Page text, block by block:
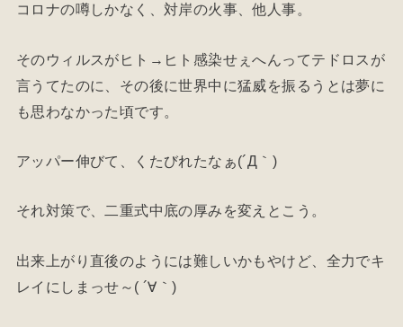
コロナの噂しかなく、対岸の火事、他人事。
そのウィルスがヒト→ヒト感染せぇへんってテドロスが
言うてたのに、その後に世界中に猛威を振るうとは夢に
も思わなかった頃です。
アッパー伸びて、くたびれたなぁ(´Д｀)
それ対策で、二重式中底の厚みを変えとこう。
出来上がり直後のようには難しいかもやけど、全力でキ
レイにしまっせ～( ´∀｀)